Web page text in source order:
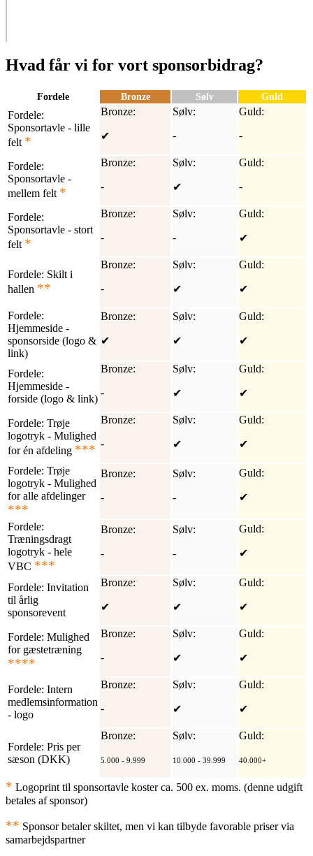
Hvad får vi for vort sponsorbidrag?
Fordele Bronze Sølv Guld
Fordele:
Sponsortavle - lille
felt *
Bronze:
✔
Sølv:
-
Guld:
-
Fordele:
Sponsortavle -
mellem felt *
Bronze:
-
Sølv:
✔
Guld:
-
Fordele:
Sponsortavle - stort
felt *
Bronze:
-
Sølv:
-
Guld:
✔
Fordele: Skilt i
hallen **
Bronze:
-
Sølv:
✔
Guld:
✔
Fordele:
Hjemmeside -
sponsorside (logo &
link)
Bronze:
✔
Sølv:
✔
Guld:
✔
Fordele:
Hjemmeside -
forside (logo & link)
Bronze:
-
Sølv:
✔
Guld:
✔
Fordele: Trøje
logotryk - Mulighed
for én afdeling ***
Bronze:
-
Sølv:
✔
Guld:
✔
Fordele: Trøje
logotryk - Mulighed
for alle afdelinger
***
Bronze:
-
Sølv:
-
Guld:
✔
Fordele:
Træningsdragt
logotryk - hele
VBC ***
Bronze:
-
Sølv:
-
Guld:
✔
Fordele: Invitation
til årlig
sponsorevent
Bronze:
✔
Sølv:
✔
Guld:
✔
Fordele: Mulighed
for gæstetræning
****
Bronze:
-
Sølv:
✔
Guld:
✔
Fordele: Intern
medlemsinformation
- logo
Bronze:
-
Sølv:
✔
Guld:
✔
Fordele: Pris per
sæson (DKK)
Bronze:
5.000 - 9.999
Sølv:
10.000 - 39.999
Guld:
40.000+
* Logoprint til sponsortavle koster ca. 500 ex. moms. (denne udgift
betales af sponsor)
** Sponsor betaler skiltet, men vi kan tilbyde favorable priser via
samarbejdspartner